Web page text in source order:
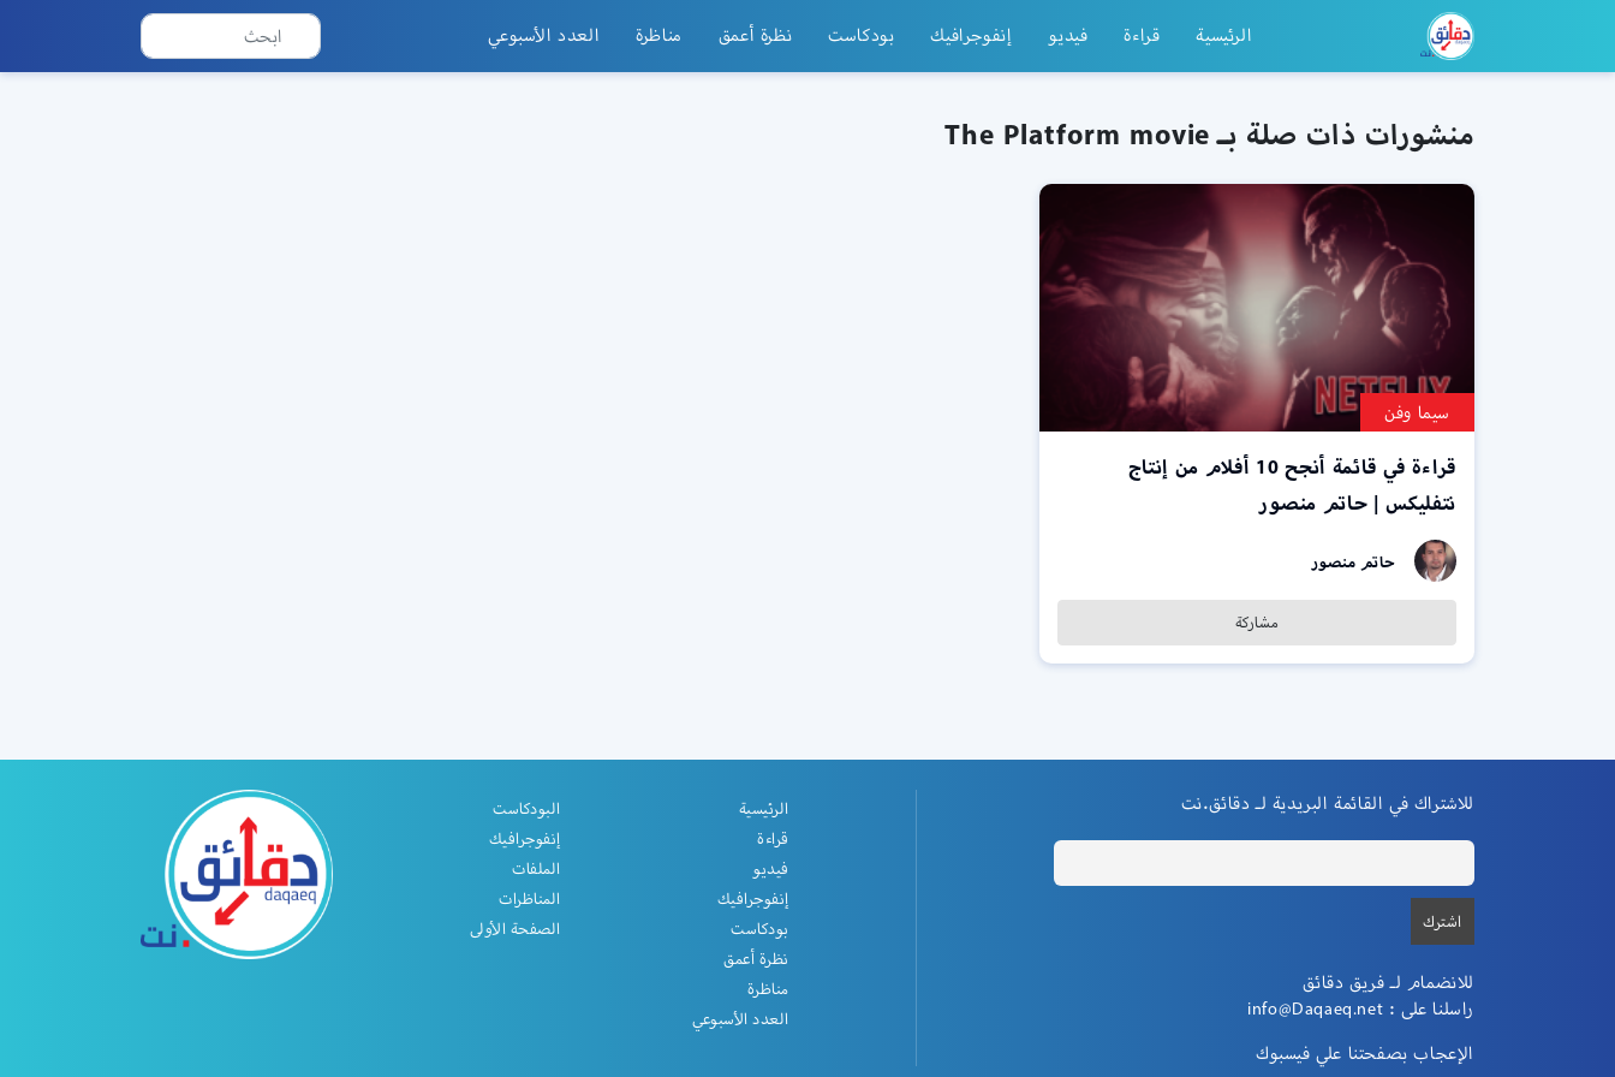
الرئيسية قراءة فيديو إنفوجرافيك بودكاست نظرة أعمق مناظرة العدد الأسبوعي
منشورات ذات صلة بـ The Platform movie
سيما وفن
قراءة في قائمة أنجح 10 أفلام من إنتاج
نتفليكس | حاتم منصور
حاتم منصور
مشاركة
للاشتراك في القائمة البريدية لـ دقائق.نت
للانضمام لـ فريق دقائق
راسلنا على : info@Daqaeq.net
الإعجاب بصفحتنا علي فيسبوك
الرئيسية
قراءة
فيديو
إنفوجرافيك
بودكاست
نظرة أعمق
مناظرة
العدد الأسبوعي
البودكاست
إنفوجرافيك
الملفات
المناظرات
الصفحة الأولى